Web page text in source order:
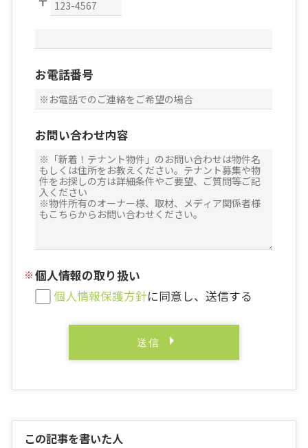
お電話番号
お問い合わせ内容
個人情報の取り扱い
個人情報保護方針に同意し、送信する
この記事を書いた人